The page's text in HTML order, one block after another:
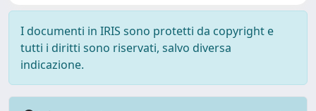
I documenti in IRIS sono protetti da copyright e
tutti i diritti sono riservati, salvo diversa
indicazione.